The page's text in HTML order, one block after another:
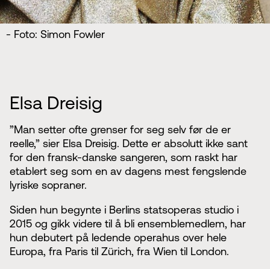
- Foto: Simon Fowler
Elsa Dreisig
”Man setter ofte grenser for seg selv før de er
reelle,” sier Elsa Dreisig. Dette er absolutt ikke sant
for den fransk-danske sangeren, som raskt har
etablert seg som en av dagens mest fengslende
lyriske sopraner.
Siden hun begynte i Berlins statsoperas studio i
2015 og gikk videre til å bli ensemblemedlem, har
hun debutert på ledende operahus over hele
Europa, fra Paris til Zürich, fra Wien til London.